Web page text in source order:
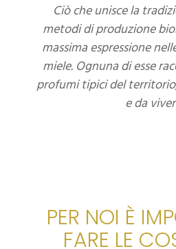
Ciò che unisce la
metodi di produzione
massima espressione
miele. Ognuna di esse
profumi tipici del
e da
PER NOI È
FARE LE